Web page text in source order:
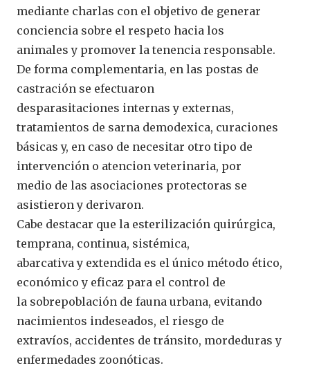
mediante charlas con el objetivo de generar
conciencia sobre el respeto hacia los
animales y promover la tenencia responsable.
De forma complementaria, en las postas de
castración se efectuaron
desparasitaciones internas y externas,
tratamientos de sarna demodexica, curaciones
básicas y, en caso de necesitar otro tipo de
intervención o atencion veterinaria, por
medio de las asociaciones protectoras se
asistieron y derivaron.
Cabe destacar que la esterilización quirúrgica,
temprana, continua, sistémica,
abarcativa y extendida es el único método ético,
económico y eficaz para el control de
la sobrepoblación de fauna urbana, evitando
nacimientos indeseados, el riesgo de
extravíos, accidentes de tránsito, mordeduras y
enfermedades zoonóticas.